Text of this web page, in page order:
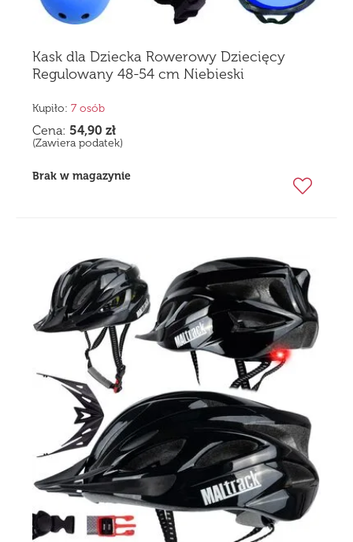
Kask dla Dziecka Rowerowy Dziecięcy
Regulowany 48-54 cm Niebieski
Kupiło: 7 osób
Cena: 54,90 zł
(Zawiera podatek)
Brak w magazynie